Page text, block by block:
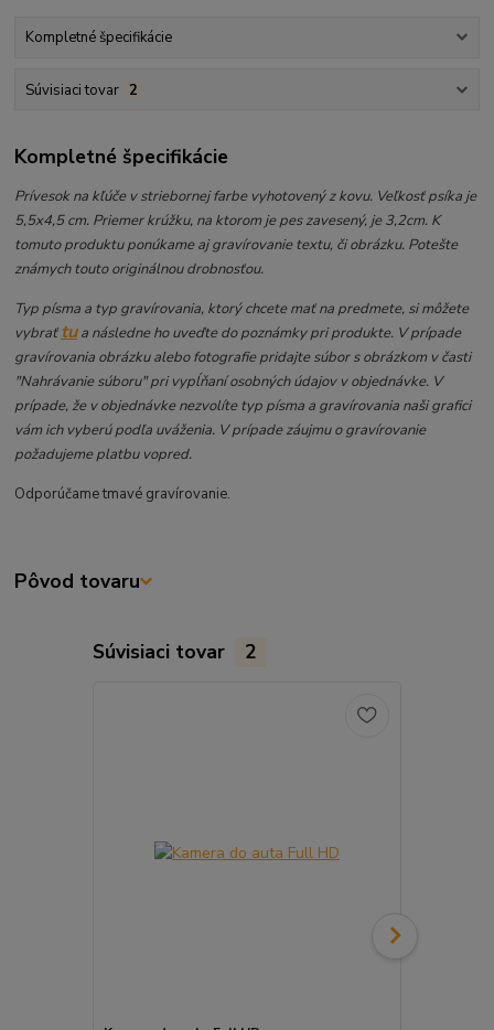
Kompletné špecifikácie
Súvisiaci tovar 2
Kompletné špecifikácie
Prívesok na kľúče v striebornej farbe vyhotovený z kovu. Veľkosť psíka je
5,5x4,5 cm. Priemer krúžku, na ktorom je pes zavesený, je 3,2cm. K
tomuto produktu ponúkame aj gravírovanie textu, či obrázku. Potešte
známych touto originálnou drobnosťou.
Typ písma a typ gravírovania, ktorý chcete mať na predmete, si môžete
vybraťtua následne ho uveďte do poznámky pri produkte. V prípade
gravírovania obrázku alebo fotografie pridajte súbor s obrázkom v časti
"Nahrávanie súboru" pri vypĺňaní osobných údajov v objednávke. V
prípade, že v objednávke nezvolíte typ písma a gravírovania naši grafici
vám ich vyberú podľa uváženia. V prípade záujmu o gravírovanie
požadujeme platbu vopred.
Odporúčame tmavé gravírovanie.
Pôvod tovaru
Súvisiaci tovar 2